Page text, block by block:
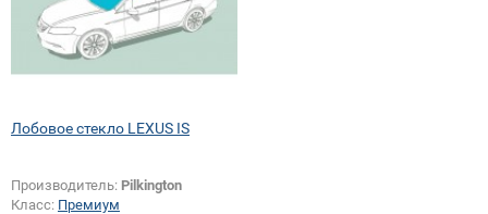
Лобовое стекло LEXUS IS
Производитель: Pilkington
Класс: Премиум